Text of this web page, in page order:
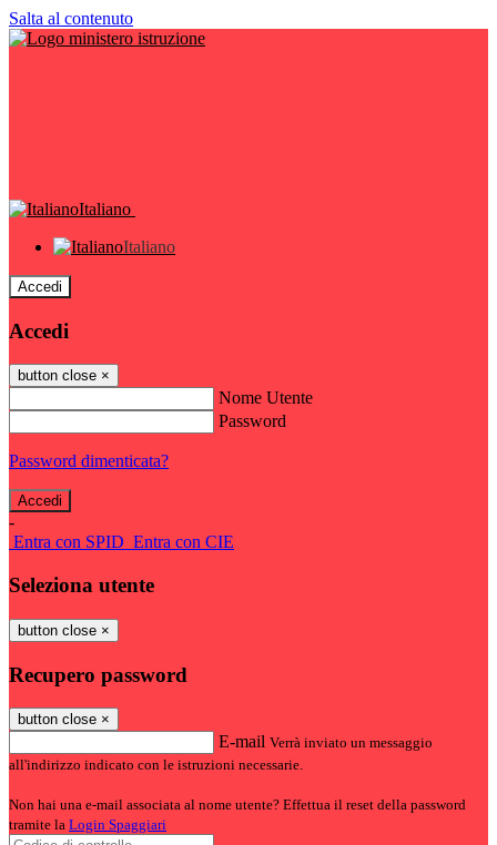
Salta al contenuto
Italiano
Italiano
Accedi
Accedi
button close ×
Nome Utente
Password
Password dimenticata?
-
Entra con SPID Entra con CIE
Seleziona utente
button close ×
Recupero password
button close ×
E-mail Verrà inviato un messaggio
all'indirizzo indicato con le istruzioni necessarie.
Non hai una e-mail associata al nome utente? Effettua il reset della password
tramite la Login Spaggiari